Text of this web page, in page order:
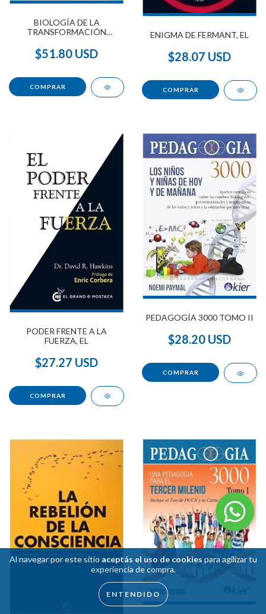
Al navegar por este sitio aceptás el uso de cookies para agilizar tu
experiencia de compra.
ENTENDIDO
BIOLOGÍA DE LA
TRANSFORMACIÓN
$51.80 USD
ENIGMA DE FERMANT, EL
$28.07 USD
PODER FRENTE A LA
FUERZA, EL
$27.27 USD
PEDAGOGÍA 3000 TOMO II
$28.20 USD